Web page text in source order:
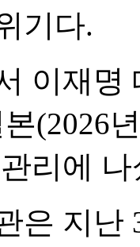
기다.
이재명
(2026
리에 나
은 지난